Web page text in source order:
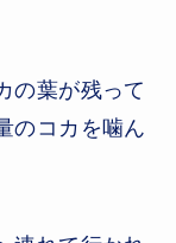
の葉が残って
のコカを噛ん